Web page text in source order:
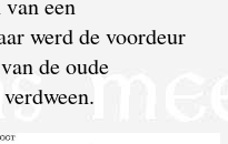
werd de voordeur
de oude